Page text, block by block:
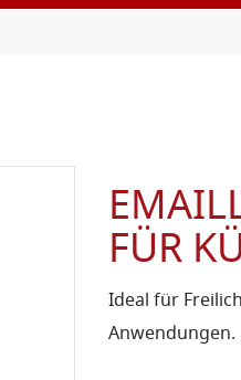
FÜR
Ideal für
Anwendungen.